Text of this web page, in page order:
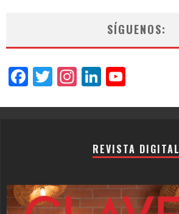
SÍGUENOS:
Facebook
Twitter
Instagram
LinkedIn
REVISTA DIGITAL